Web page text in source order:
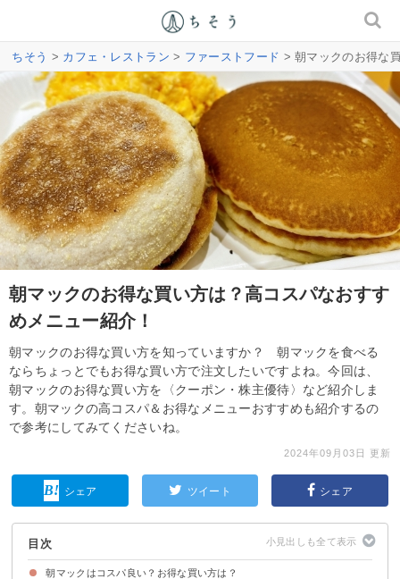
ちそう > カフェ・レストラン > ファーストフード > 朝マックのお得な
朝マックのお得な買い方は？高コスパなおすす
めメニュー紹介！
朝マックのお得な買い方を知っていますか？ 朝マックを食べる
ならちょっとでもお得な買い方で注文したいですよね。今回は、
朝マックのお得な買い方を〈クーポン・株主優待〉など紹介しま
す。朝マックの高コスパ＆お得なメニューおすすめも紹介するの
で参考にしてみてくださいね。
2024年09月03日 更新
シェア ツイート シェア
目次
朝マックはコスパ良い？お得な買い方は？